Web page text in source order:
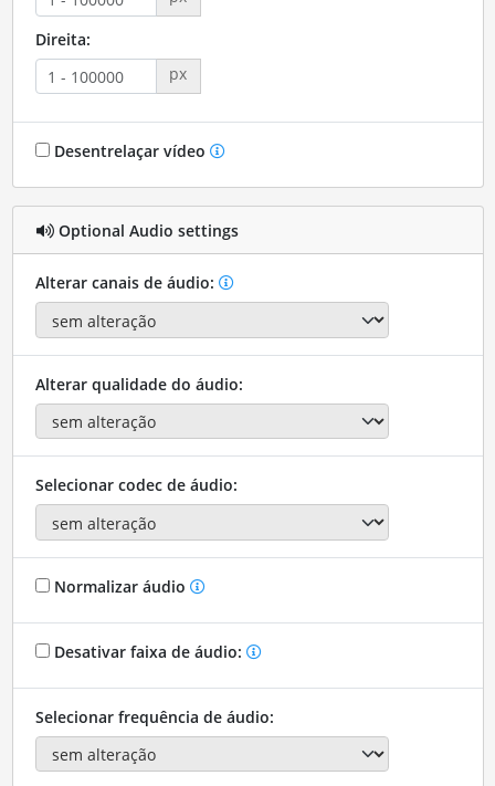
Direita:
px
Desentrelaçar vídeo
Optional Audio settings
Alterar canais de áudio:
Alterar qualidade do áudio:
Selecionar codec de áudio:
Normalizar áudio
Desativar faixa de áudio:
Selecionar frequência de áudio: